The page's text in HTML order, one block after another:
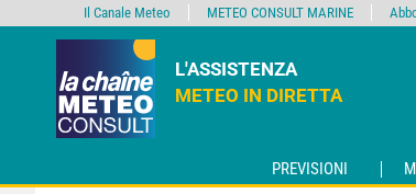
L'ASSISTENZA
METEO IN DIRETTA
PREVISIONI
Il Canale Meteo METEO CONSULT MARINE